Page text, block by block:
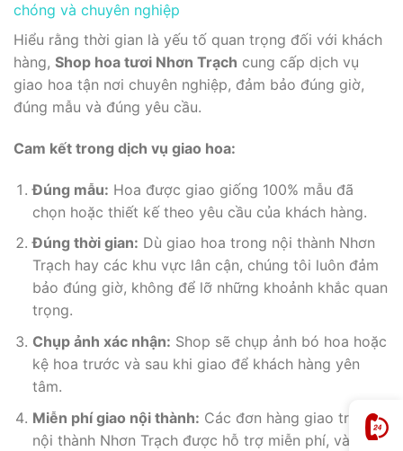
chóng và chuyên nghiệp
Hiểu rằng thời gian là yếu tố quan trọng đối với khách
hàng, Shop hoa tươi Nhơn Trạch cung cấp dịch vụ
giao hoa tận nơi chuyên nghiệp, đảm bảo đúng giờ,
đúng mẫu và đúng yêu cầu.
Cam kết trong dịch vụ giao hoa:
Đúng mẫu: Hoa được giao giống 100% mẫu đã
chọn hoặc thiết kế theo yêu cầu của khách hàng.
Đúng thời gian: Dù giao hoa trong nội thành Nhơn
Trạch hay các khu vực lân cận, chúng tôi luôn đảm
bảo đúng giờ, không để lỡ những khoảnh khắc quan
trọng.
Chụp ảnh xác nhận: Shop sẽ chụp ảnh bó hoa hoặc
kệ hoa trước và sau khi giao để khách hàng yên
tâm.
Miễn phí giao nội thành: Các đơn hàng giao trong
nội thành Nhơn Trạch được hỗ trợ miễn phí, và shop